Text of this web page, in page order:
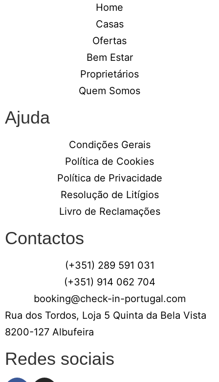
Home
Casas
Ofertas
Bem Estar
Proprietários
Quem Somos
Ajuda
Condições Gerais
Política de Cookies
Política de Privacidade
Resolução de Litígios
Livro de Reclamações
Contactos
(+351) 289 591 031
(+351) 914 062 704
booking@check-in-portugal.com
Rua dos Tordos, Loja 5 Quinta da Bela Vista
8200-127 Albufeira
Redes sociais